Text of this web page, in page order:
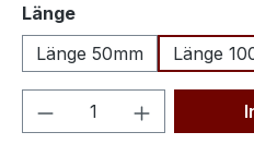
Längeauswählen
Länge 50mm
Länge
Produkt Anzahl: